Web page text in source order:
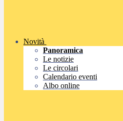
Novità
Panoramica
Le notizie
Le circolari
Calendario eventi
Albo online